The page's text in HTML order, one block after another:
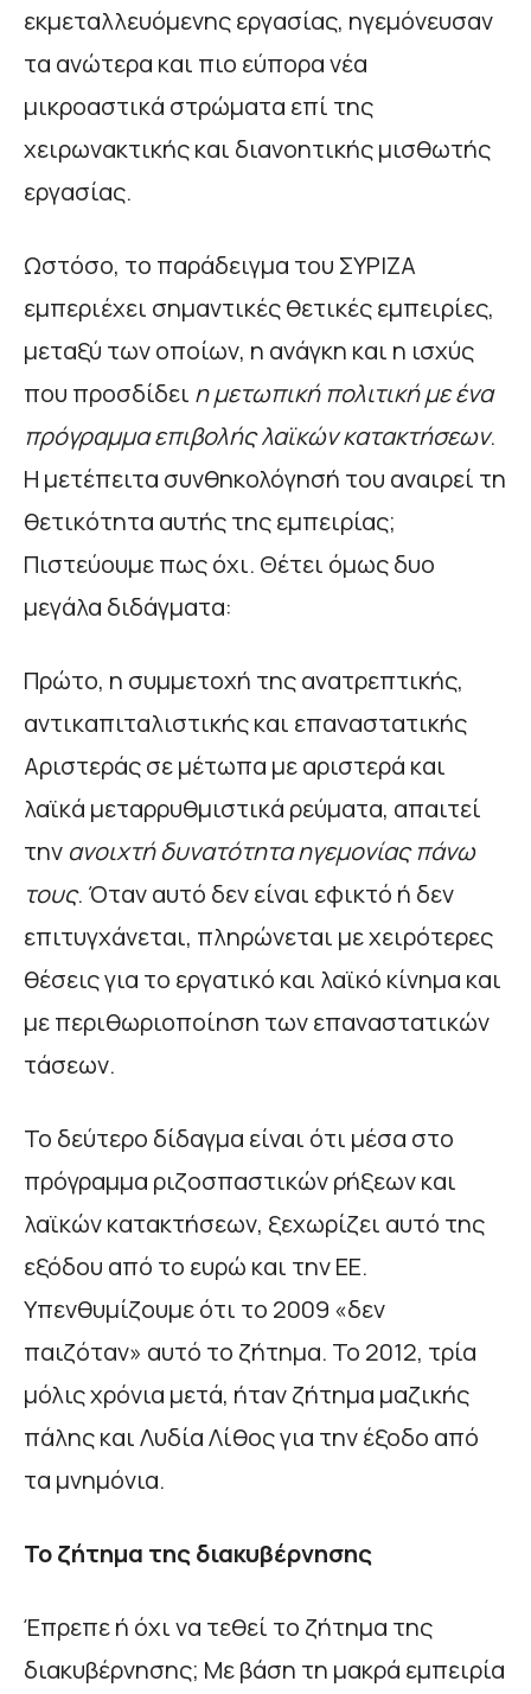
εκμεταλλευόμενης εργασίας, ηγεμόνευσαν
τα ανώτερα και πιο εύπορα νέα
μικροαστικά στρώματα επί της
χειρωνακτικής και διανοητικής μισθωτής
εργασίας.
Ωστόσο, το παράδειγμα του ΣΥΡΙΖΑ
εμπεριέχει σημαντικές θετικές εμπειρίες,
μεταξύ των οποίων, η ανάγκη και η ισχύς
που προσδίδει η μετωπική πολιτική με ένα
πρόγραμμα επιβολής λαϊκών κατακτήσεων.
Η μετέπειτα συνθηκολόγησή του αναιρεί τη
θετικότητα αυτής της εμπειρίας;
Πιστεύουμε πως όχι. Θέτει όμως δυο
μεγάλα διδάγματα:
Πρώτο, η συμμετοχή της ανατρεπτικής,
αντικαπιταλιστικής και επαναστατικής
Αριστεράς σε μέτωπα με αριστερά και
λαϊκά μεταρρυθμιστικά ρεύματα, απαιτεί
την ανοιχτή δυνατότητα ηγεμονίας πάνω
τους. Όταν αυτό δεν είναι εφικτό ή δεν
επιτυγχάνεται, πληρώνεται με χειρότερες
θέσεις για το εργατικό και λαϊκό κίνημα και
με περιθωριοποίηση των επαναστατικών
τάσεων.
Το δεύτερο δίδαγμα είναι ότι μέσα στο
πρόγραμμα ριζοσπαστικών ρήξεων και
λαϊκών κατακτήσεων, ξεχωρίζει αυτό της
εξόδου από το ευρώ και την ΕΕ.
Υπενθυμίζουμε ότι το 2009 «δεν
παιζόταν» αυτό το ζήτημα. Το 2012, τρία
μόλις χρόνια μετά, ήταν ζήτημα μαζικής
πάλης και Λυδία Λίθος για την έξοδο από
τα μνημόνια.
Το ζήτημα της διακυβέρνησης
Έπρεπε ή όχι να τεθεί το ζήτημα της
διακυβέρνησης; Με βάση τη μακρά εμπειρία